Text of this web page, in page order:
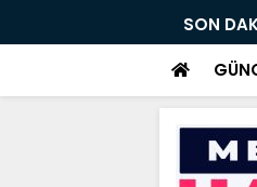
SON
Haftalık Basın Bilgilendirme